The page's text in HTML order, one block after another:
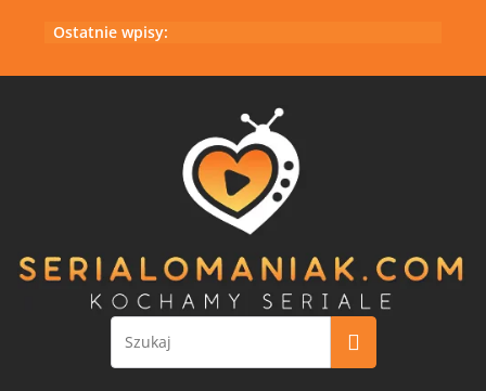
Ostatnie wpisy: